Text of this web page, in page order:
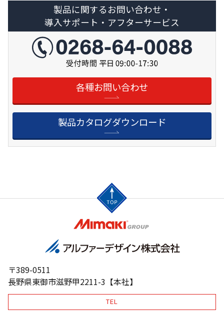
製品に関するお問い合わせ・
導入サポート・アフターサービス
各種お問い合わせ
製品カタログダウンロード
〒389-0511
長野県東御市滋野甲2211-3【本社】
TEL